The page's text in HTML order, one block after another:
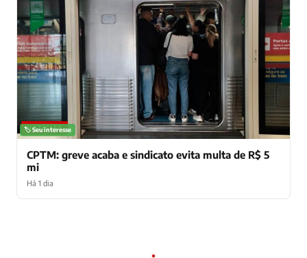
NOTÍCIAS
🏷️ Seu interesse
CPTM: greve acaba e sindicato evita multa de R$ 5
mi
Há 1 dia